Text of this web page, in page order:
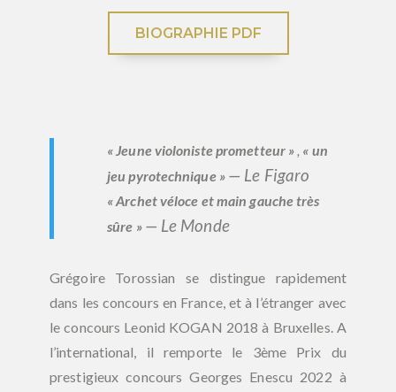
BIOGRAPHIE PDF
« Jeune violoniste prometteur », « un
jeu pyrotechnique » — Le Figaro
« Archet véloce et main gauche très
sûre » — Le Monde
Grégoire Torossian se distingue rapidement
dans les concours en France, et à l’étranger avec
le concours Leonid KOGAN 2018 à Bruxelles. A
l’international, il remporte le 3ème Prix du
prestigieux concours Georges Enescu 2022 à